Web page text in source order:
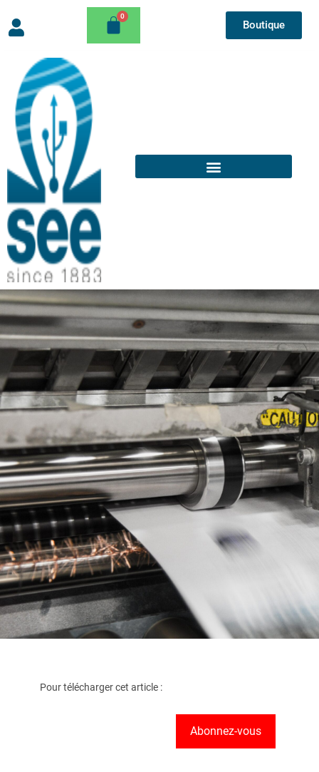
Boutique
Pour télécharger cet article :
Abonnez-vous